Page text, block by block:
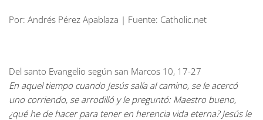
Por: Andrés Pérez Apablaza | Fuente: Catholic.net
Del santo Evangelio según san Marcos 10, 17-27
En aquel tiempo cuando Jesús salía al camino, se le acercó
uno corriendo, se arrodilló y le preguntó: Maestro bueno,
¿qué he de hacer para tener en herencia vida eterna? Jesús le